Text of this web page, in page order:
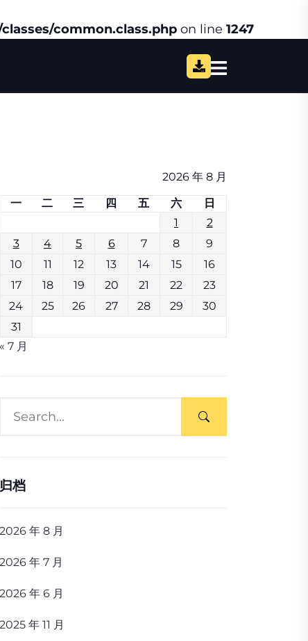
common.class.php on line 1247
2026 年 8 月
一
二 三 四 五 六
日
1
2
3
4 5 6 7 8
9
10
11 12 13 14 15
16
17
18 19 20 21 22
23
24
25 26 27 28 29
30
31
« 7 月
归档
2026 年 8 月
2026 年 7 月
2026 年 6 月
2025 年 11 月